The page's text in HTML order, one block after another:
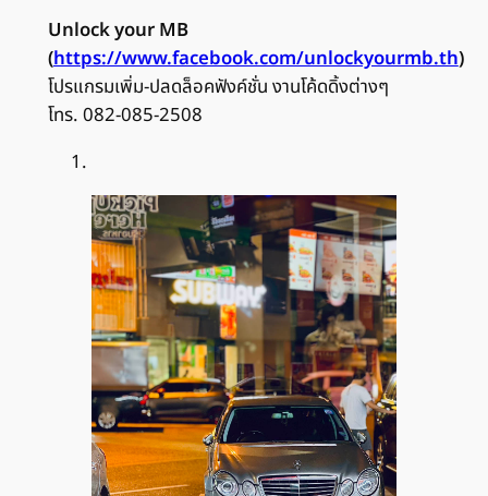
Unlock your MB
(https://www.facebook.com/unlockyourmb.th)
โปรแกรมเพิ่ม-ปลดล็อคฟังค์ชั่น งานโค้ดดิ้งต่างๆ
โทร. 082-085-2508